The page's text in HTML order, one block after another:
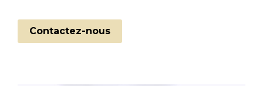
Contactez-nous